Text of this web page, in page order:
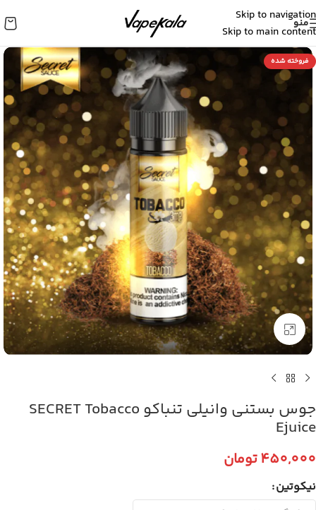
Skip to navigation
Skip to main content
منو
فروخته شده
برای بزرگنمایی کلیک کنید
جوس بستنی وانیلی تنباکو SECRET Tobacco
Ejuice
450,000تومان
نیکوتین